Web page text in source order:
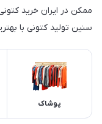
ممکن در ایران خرید
سنین تولید کتونی با
پوشاک